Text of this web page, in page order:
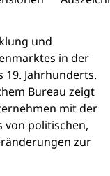
und
in der
Jahrhunderts.
Bureau zeigt
mit der
von politischen,
zur